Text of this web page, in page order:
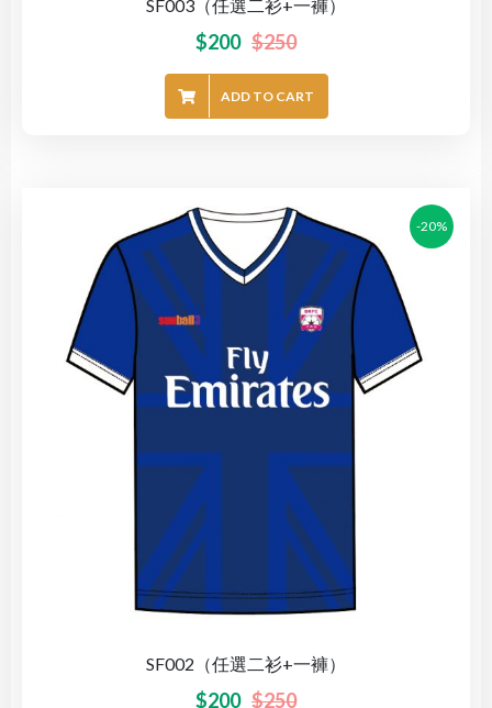
SF003（任選二衫+一褲）
$250
$200
ADD TO CART
-20%
SF002（任選二衫+一褲）
$250
$200